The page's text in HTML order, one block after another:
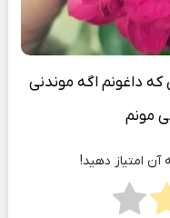
داغونم اگه موندنی
مونم
امتیاز دهید!